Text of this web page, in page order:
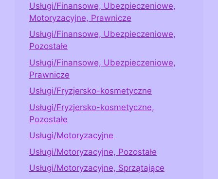
Usługi/Finansowe, Ubezpieczeniowe,
Motoryzacyjne, Prawnicze
Usługi/Finansowe, Ubezpieczeniowe,
Pozostałe
Usługi/Finansowe, Ubezpieczeniowe,
Prawnicze
Usługi/Fryzjersko-kosmetyczne
Usługi/Fryzjersko-kosmetyczne,
Pozostałe
Usługi/Motoryzacyjne
Usługi/Motoryzacyjne, Pozostałe
Usługi/Motoryzacyjne, Sprzątające